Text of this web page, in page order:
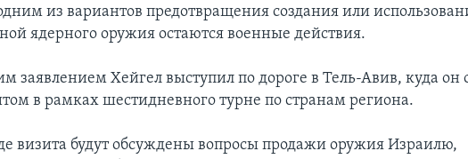
из вариантов предотвращения создания или
ядерного оружия остаются военные действия.
заявлением Хейгел выступил по дороге в Тель-Авив, куда он
в рамках шестидневного турне по странам региона.
визита будут обсуждены вопросы продажи оружия Израилю,